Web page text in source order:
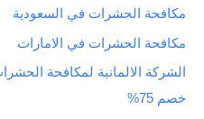
ن
:
مكافحة الحشرات في السعودية
مكافحة الحشرات في الامارات
خصم 75%